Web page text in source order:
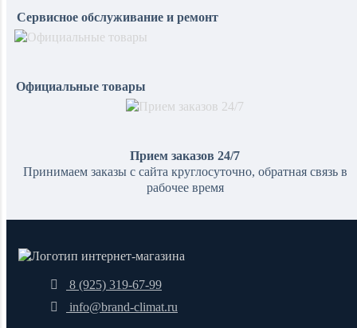
Сервисное обслуживание и ремонт
Официальные товары
Прием заказов 24/7
Принимаем заказы с сайта круглосуточно, обратная связь в
рабочее время
8 (925) 319-67-99
info@brand-climat.ru